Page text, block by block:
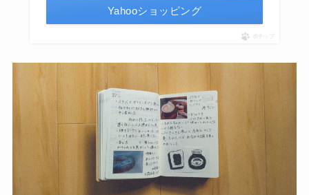
Yahooショッピング
ポチップ